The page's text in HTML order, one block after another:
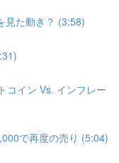
見た動き？ (3:58)
コイン Vs. インフレー
で再度の売り (5:04)